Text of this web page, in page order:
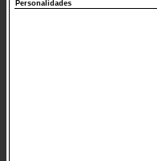
Personalidades